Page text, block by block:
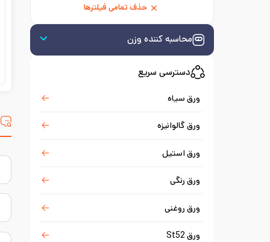
حذف تمامی فیلترها
محاسبه کننده وزن
دسترسی سریع
ورق سیاه
ورق گالوانیزه
ورق استیل
ورق رنگی
ورق روغنی
ورق St52